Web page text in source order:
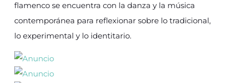
flamenco se encuentra con la danza y la música
contemporánea para reflexionar sobre lo tradicional,
lo experimental y lo identitario.